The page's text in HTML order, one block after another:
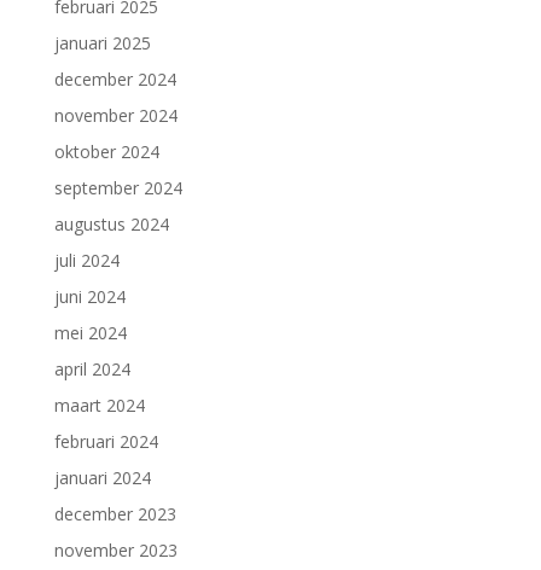
februari 2025
januari 2025
december 2024
november 2024
oktober 2024
september 2024
augustus 2024
juli 2024
juni 2024
mei 2024
april 2024
maart 2024
februari 2024
januari 2024
december 2023
november 2023